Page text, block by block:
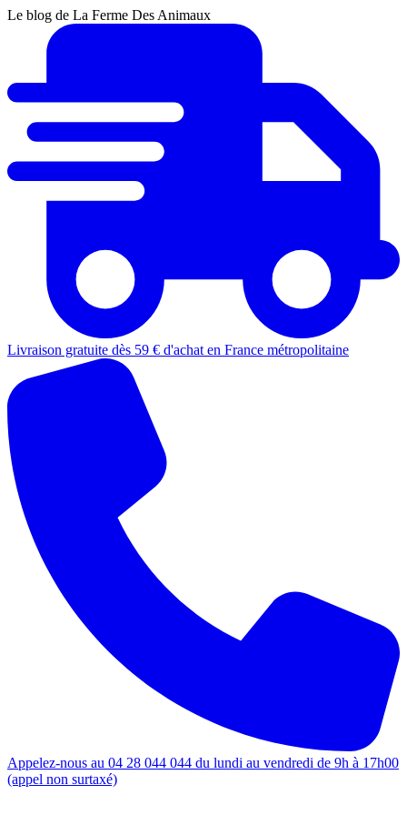
Le blog de La Ferme Des Animaux
Livraison gratuite dès 59 € d'achat en France métropolitaine
Appelez-nous au 04 28 044 044 du lundi au vendredi de 9h à 17h00
(appel non surtaxé)